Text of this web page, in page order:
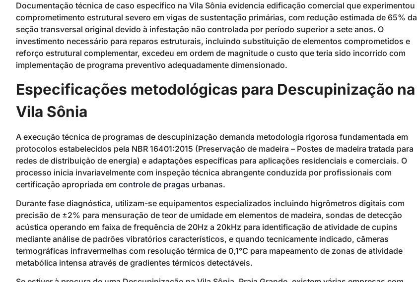
Documentação técnica de caso específico na Vila Sônia evidencia edificação comercial que experimentou
comprometimento estrutural severo em vigas de sustentação primárias, com redução estimada de 65% da
seção transversal original devido à infestação não controlada por período superior a sete anos. O
investimento necessário para reparos estruturais, incluindo substituição de elementos comprometidos e
reforço estrutural complementar, excedeu em ordem de magnitude o custo que teria sido incorrido com
implementação de programa preventivo adequadamente dimensionado.
Especificações metodológicas para Descupinização na
Vila Sônia
A execução técnica de programas de descupinização demanda metodologia rigorosa fundamentada em
protocolos estabelecidos pela NBR 16401:2015 (Preservação de madeira – Postes de madeira tratada para
redes de distribuição de energia) e adaptações específicas para aplicações residenciais e comerciais. O
processo inicia invariavelmente com inspeção técnica abrangente conduzida por profissionais com
certificação apropriada em controle de pragas urbanas.
Durante fase diagnóstica, utilizam-se equipamentos especializados incluindo higrômetros digitais com
precisão de ±2% para mensuração de teor de umidade em elementos de madeira, sondas de detecção
acústica operando em faixa de frequência de 20Hz a 20kHz para identificação de atividade de cupins
mediante análise de padrões vibratórios característicos, e quando tecnicamente indicado, câmeras
termográficas infravermelhas com resolução térmica de 0,1°C para mapeamento de zonas de atividade
metabólica intensa através de gradientes térmicos detectáveis.